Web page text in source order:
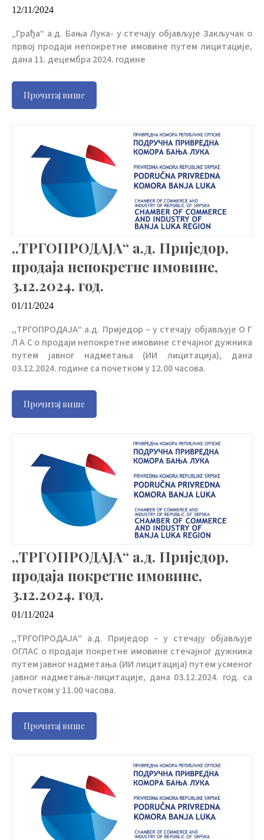
12/11/2024
„Грађа“ а.д. Бања Лука- у стечају објављује Закључак о
првој продаји непокретне имовине путем лицитације,
дана 11. децембра 2024. године
Прочитај више
,,ТРГОПРОДАЈА“ а.д. Приједор,
продаја непокретне имовине,
3.12.2024. год.
01/11/2024
,,ТРГОПРОДАЈА“ а.д. Приједор – у стечају објављује О Г
Л А С о продаји непокретне имовине стечајног дужника
путем јавног надметања (ИИ лицитација), дана
03.12.2024. године са почетком у 12.00 часова.
Прочитај више
,,ТРГОПРОДАЈА“ а.д. Приједор,
продаја покретне имовине,
3.12.2024. год.
01/11/2024
,,ТРГОПРОДАЈА“ а.д. Приједор – у стечају објављује
ОГЛАС о продаји покретне имовине стечајног дужника
путем јавног надметања (ИИ лицитација) путем усменог
јавног надметања-лицитације, дана 03.12.2024. год. са
почетком у 11.00 часова.
Прочитај више